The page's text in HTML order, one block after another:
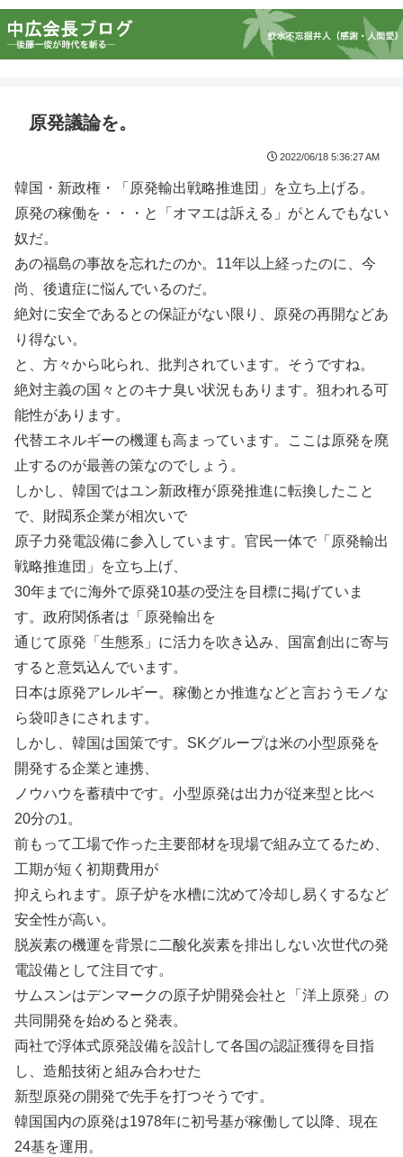
原発議論を。
2022/06/18 5:36:27 AM
韓国・新政権・「原発輸出戦略推進団」を立ち上げる。
原発の稼働を・・・と「オマエは訴える」がとんでもない
奴だ。
あの福島の事故を忘れたのか。11年以上経ったのに、今
尚、後遺症に悩んでいるのだ。
絶対に安全であるとの保証がない限り、原発の再開などあ
り得ない。
と、方々から叱られ、批判されています。そうですね。
絶対主義の国々とのキナ臭い状況もあります。狙われる可
能性があります。
代替エネルギーの機運も高まっています。ここは原発を廃
止するのが最善の策なのでしょう。
しかし、韓国ではユン新政権が原発推進に転換したこと
で、財閥系企業が相次いで
原子力発電設備に参入しています。官民一体で「原発輸出
戦略推進団」を立ち上げ、
30年までに海外で原発10基の受注を目標に掲げていま
す。政府関係者は「原発輸出を
通じて原発「生態系」に活力を吹き込み、国富創出に寄与
すると意気込んでいます。
日本は原発アレルギー。稼働とか推進などと言おうモノな
ら袋叩きにされます。
しかし、韓国は国策です。SKグループは米の小型原発を
開発する企業と連携、
ノウハウを蓄積中です。小型原発は出力が従来型と比べ
20分の1。
前もって工場で作った主要部材を現場で組み立てるため、
工期が短く初期費用が
抑えられます。原子炉を水槽に沈めて冷却し易くするなど
安全性が高い。
脱炭素の機運を背景に二酸化炭素を排出しない次世代の発
電設備として注目です。
サムスンはデンマークの原子炉開発会社と「洋上原発」の
共同開発を始めると発表。
両社で浮体式原発設備を設計して各国の認証獲得を目指
し、造船技術と組み合わせた
新型原発の開発で先手を打つそうです。
韓国国内の原発は1978年に初号基が稼働して以降、現在
24基を運用。